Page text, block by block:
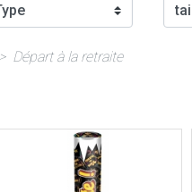
DISCO & CHARLESTON
Départ à la retraite